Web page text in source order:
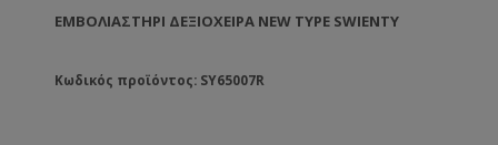
ΕΜΒΟΛΙΑΣΤΉΡΙ ΔΕΞΙΌΧΕΙΡΑ NEW TYPE SWIENTY
Κωδικός προϊόντος: SY65007R